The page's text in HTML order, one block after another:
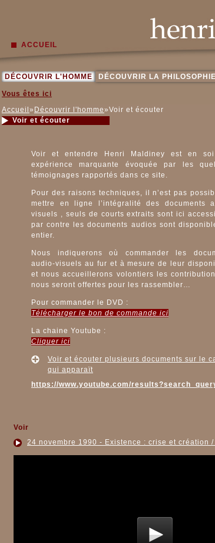
ACCUEIL
DÉCOUVRIR L'HOMME DÉCOUVRIR LA
Vous êtes ici
Accueil » Découvrir l'homme»Voir et écouter
Voir et écouter
Voir et entendre Henri Maldiney est en
expérience marquante évoquée par les
témoignages rapportés dans ce site.
Pour des raisons techniques, il n’est pas
mettre en ligne l’intégralité des documents
visuels , seuls de courts extraits sont ici
par contre les documents audios sont
entier.
Nous indiquerons où commander les
audio-visuels au fur et à mesure de leur
et nous accueillerons volontiers les
nous seront offertes pour les rassembler…
Pour commander le DVD :
Télécharger le bon de commande ici
La chaine Youtube :
Cliquer ici
Voir et écouter plusieurs documents sur le
qui apparaït
https://www.youtube.com/
Voir
24 novembre 1990 - Existence : crise et création